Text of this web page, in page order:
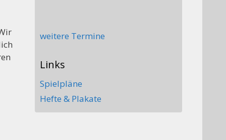
weitere Termine
Links
Spielpläne
Hefte & Plakate